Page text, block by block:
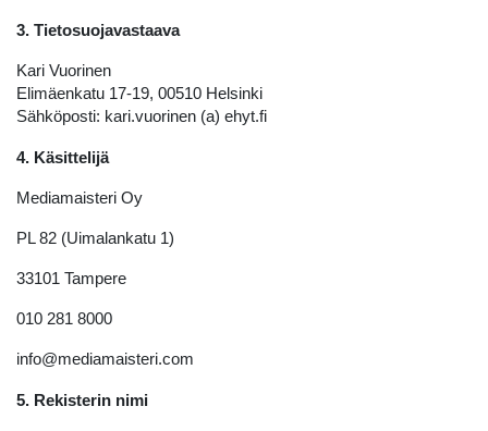
3. Tietosuojavastaava
Kari Vuorinen
Elimäenkatu 17-19, 00510 Helsinki
Sähköposti: kari.vuorinen (a) ehyt.fi
4. Käsittelijä
Mediamaisteri Oy
PL 82 (Uimalankatu 1)
33101 Tampere
010 281 8000
info@mediamaisteri.com
5. Rekisterin nimi